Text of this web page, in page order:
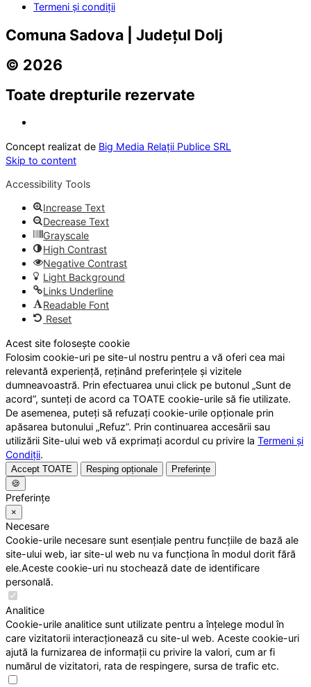
Termeni și condiții
Comuna Sadova | Județul Dolj
© 2026
Toate drepturile rezervate
Concept realizat de Big Media Relații Publice SRL
Skip to content
Accessibility Tools
Increase Text
Decrease Text
Grayscale
High Contrast
Negative Contrast
Light Background
Links Underline
Readable Font
Reset
Acest site folosește cookie
Folosim cookie-uri pe site-ul nostru pentru a vă oferi cea mai
relevantă experiență, reținând preferințele și vizitele
dumneavoastră. Prin efectuarea unui click pe butonul „Sunt de
acord”, sunteți de acord ca TOATE cookie-urile să fie utilizate.
De asemenea, puteți să refuzați cookie-urile opționale prin
apăsarea butonului „Refuz”. Prin continuarea accesării sau
utilizării Site-ului web vă exprimați acordul cu privire la Termeni și
Condiții.
Accept TOATE Resping opționale
Preferințe
🍪
Preferințe
×
Necesare
Cookie-urile necesare sunt esențiale pentru funcțiile de bază ale
site-ului web, iar site-ul web nu va funcționa în modul dorit fără
ele.Aceste cookie-uri nu stochează date de identificare
personală.
Analitice
Cookie-urile analitice sunt utilizate pentru a înțelege modul în
care vizitatorii interacționează cu site-ul web. Aceste cookie-uri
ajută la furnizarea de informații cu privire la valori, cum ar fi
numărul de vizitatori, rata de respingere, sursa de trafic etc.